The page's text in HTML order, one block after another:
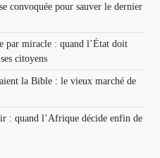
convoquée pour sauver le dernier
par miracle : quand l’État doit
citoyens
la Bible : le vieux marché de
: quand l’Afrique décide enfin de